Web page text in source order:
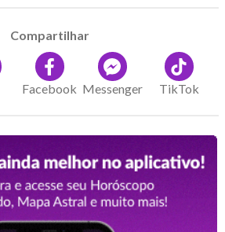
Compartilhar
Facebook Messenger TikTok